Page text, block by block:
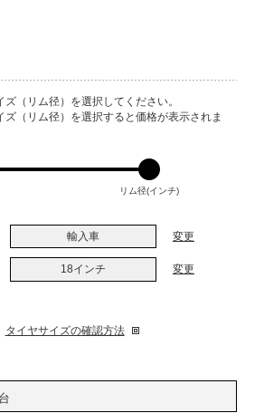
（リム径）を選択してください。
（リム径）を選択すると価格が表示されま
リム径(インチ)
輸入車 変更
18インチ 変更
タイヤサイズの確認方法